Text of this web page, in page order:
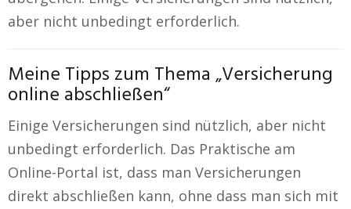
aber nicht unbedingt erforderlich.
Meine Tipps zum Thema „Versicherung
online abschließen“
Einige Versicherungen sind nützlich, aber nicht
unbedingt erforderlich. Das Praktische am
Online-Portal ist, dass man Versicherungen
direkt abschließen kann, ohne dass man sich mit